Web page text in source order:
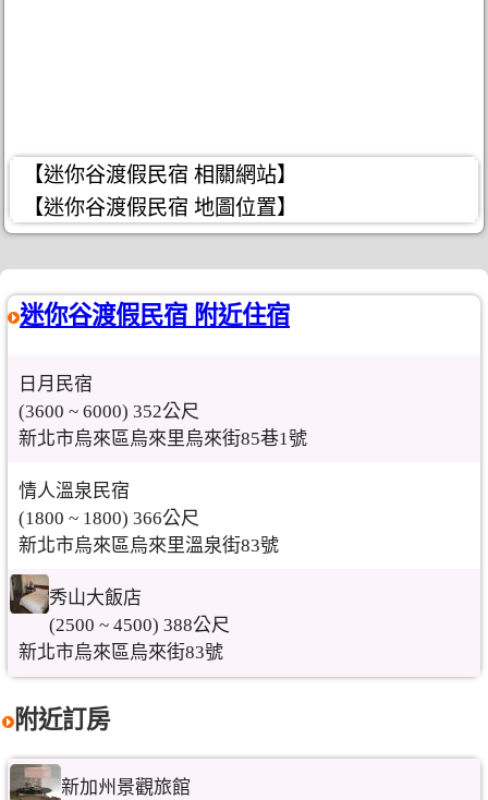
【迷你谷渡假民宿 相關網站】
【迷你谷渡假民宿 地圖位置】
迷你谷渡假民宿 附近住宿
日月民宿
(3600 ~ 6000) 352公尺
新北市烏來區烏來里烏來街85巷1號
情人溫泉民宿
(1800 ~ 1800) 366公尺
新北市烏來區烏來里溫泉街83號
秀山大飯店
(2500 ~ 4500) 388公尺
新北市烏來區烏來街83號
附近訂房
新加州景觀旅館